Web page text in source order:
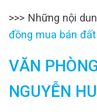
>>> Những nội
đồng mua bán đất
VĂN
NGUYỄN